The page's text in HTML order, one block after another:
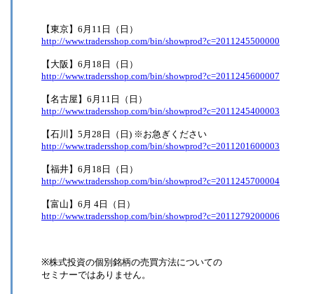
【東京】6月11日（日）
http://www.tradersshop.com/bin/showprod?c=2011245500000
【大阪】6月18日（日）
http://www.tradersshop.com/bin/showprod?c=2011245600007
【名古屋】6月11日（日）
http://www.tradersshop.com/bin/showprod?c=2011245400003
【石川】5月28日（日) ※お急ぎください
http://www.tradersshop.com/bin/showprod?c=2011201600003
【福井】6月18日（日）
http://www.tradersshop.com/bin/showprod?c=2011245700004
【富山】6月 4日（日）
http://www.tradersshop.com/bin/showprod?c=2011279200006
※株式投資の個別銘柄の売買方法についての
セミナーではありません。